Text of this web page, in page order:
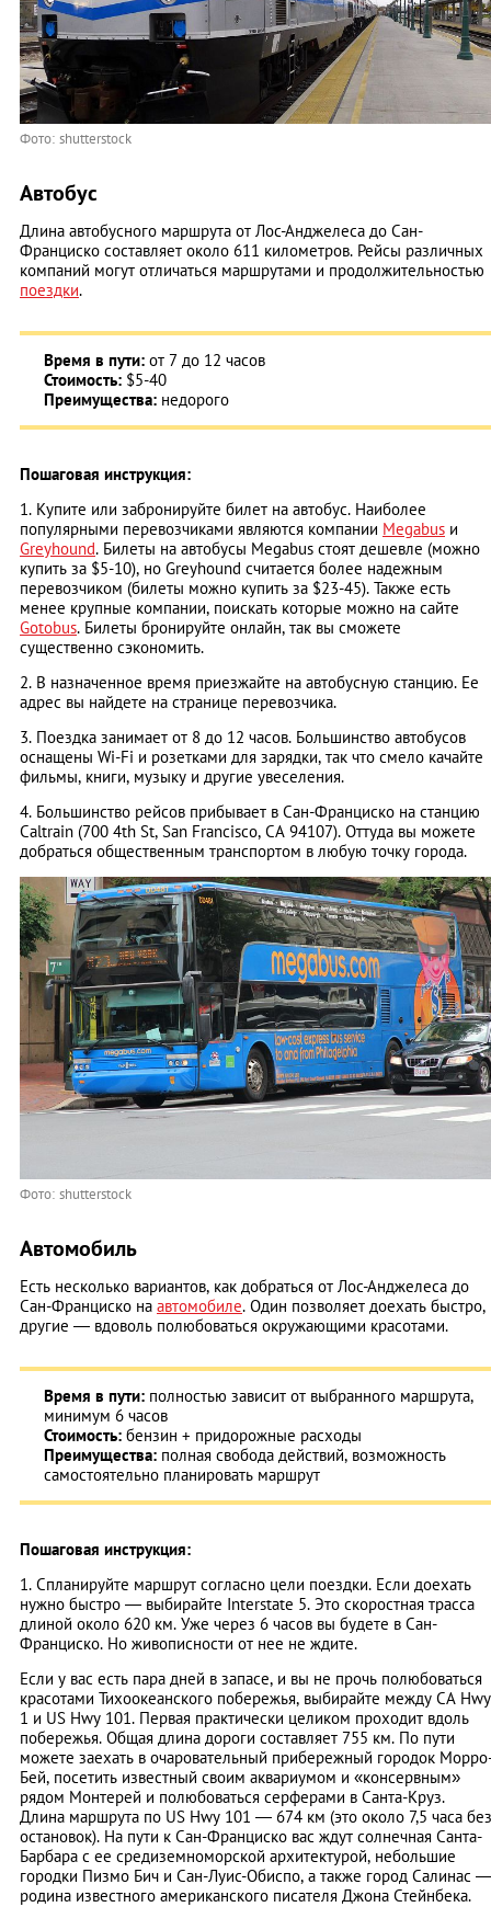
Фото: shutterstock
Автобус
Длина автобусного маршрута от Лос-Анджелеса до Сан-
Франциско составляет около 611 километров. Рейсы различных
компаний могут отличаться маршрутами и продолжительностью
поездки.
Время в пути: от 7 до 12 часов
Стоимость: $5-40
Преимущества: недорого
Пошаговая инструкция:
1. Купите или забронируйте билет на автобус. Наиболее
популярными перевозчиками являются компании Megabus и
Greyhound. Билеты на автобусы Megabus стоят дешевле (можно
купить за $5-10), но Greyhound считается более надежным
перевозчиком (билеты можно купить за $23-45). Также есть
менее крупные компании, поискать которые можно на сайте
Gotobus. Билеты бронируйте онлайн, так вы сможете
существенно сэкономить.
2. В назначенное время приезжайте на автобусную станцию. Ее
адрес вы найдете на странице перевозчика.
3. Поездка занимает от 8 до 12 часов. Большинство автобусов
оснащены Wi-Fi и розетками для зарядки, так что смело качайте
фильмы, книги, музыку и другие увеселения.
4. Большинство рейсов прибывает в Сан-Франциско на станцию
Caltrain (700 4th St, San Francisco, CA 94107). Оттуда вы можете
добраться общественным транспортом в любую точку города.
Фото: shutterstock
Автомобиль
Есть несколько вариантов, как добраться от Лос-Анджелеса до
Сан-Франциско на автомобиле. Один позволяет доехать быстро,
другие — вдоволь полюбоваться окружающими красотами.
Время в пути: полностью зависит от выбранного маршрута,
минимум 6 часов
Стоимость: бензин + придорожные расходы
Преимущества: полная свобода действий, возможность
самостоятельно планировать маршрут
Пошаговая инструкция:
1. Спланируйте маршрут согласно цели поездки. Если доехать
нужно быстро — выбирайте Interstate 5. Это скоростная трасса
длиной около 620 км. Уже через 6 часов вы будете в Сан-
Франциско. Но живописности от нее не ждите.
Если у вас есть пара дней в запасе, и вы не прочь полюбоваться
красотами Тихоокеанского побережья, выбирайте между CA Hwy
1 и US Hwy 101. Первая практически целиком проходит вдоль
побережья. Общая длина дороги составляет 755 км. По пути
можете заехать в очаровательный прибережный городок
Бей, посетить известный своим аквариумом и «консервным»
рядом Монтерей и полюбоваться серферами в Санта-Круз.
Длина маршрута по US Hwy 101 — 674 км (это около 7,5 часа без
остановок). На пути к Сан-Франциско вас ждут солнечная Санта-
Барбара с ее средиземноморской архитектурой, небольшие
городки Пизмо Бич и Сан-Луис-Обиспо, а также город Салинас —
родина известного американского писателя Джона Стейнбека.